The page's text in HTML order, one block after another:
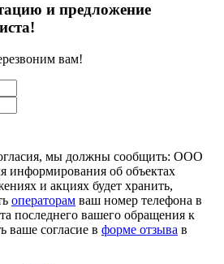
и предложение
вам!
мы должны сообщить: ООО
информирования об объектах
и акциях будет хранить,
операторам ваш номер телефона в
последнего вашего обращения к
ваше согласие в форме отзыва в